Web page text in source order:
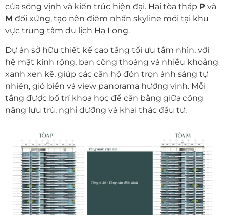
của sóng vịnh và kiến trúc hiện đại. Hai tòa tháp P và
M đối xứng, tạo nên điểm nhấn skyline mới tại khu
vực trung tâm du lịch Hạ Long.
Dự án sở hữu thiết kế cao tầng tối ưu tầm nhìn, với
hệ mặt kính rộng, ban công thoáng và nhiều khoảng
xanh xen kẽ, giúp các căn hộ đón trọn ánh sáng tự
nhiên, gió biển và view panorama hướng vịnh. Mỗi
tầng được bố trí khoa học để cân bằng giữa công
năng lưu trú, nghỉ dưỡng và khai thác đầu tư.